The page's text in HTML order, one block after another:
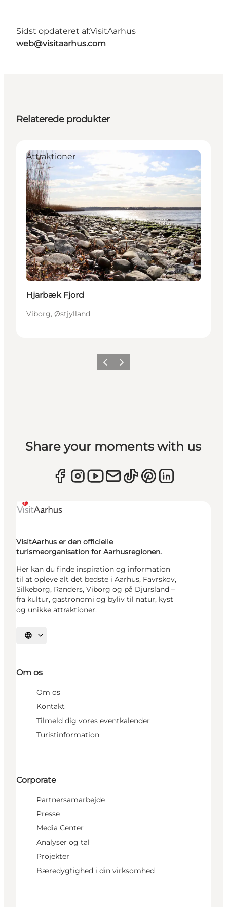
Sidst opdateret af:VisitAarhus
web@visitaarhus.com
Relaterede produkter
Attraktioner
Hjarbæk Fjord
Viborg, Østjylland
ForrigeNæste
Share your moments with us
VisitAarhus er den officielle
turismeorganisation for Aarhusregionen.
Her kan du finde inspiration og information
til at opleve alt det bedste i Aarhus, Favrskov,
Silkeborg, Randers, Viborg og på Djursland –
fra kultur, gastronomi og byliv til natur, kyst
og unikke attraktioner.
Vælg sprog
Om os
Om os
Kontakt
Tilmeld dig vores eventkalender
Turistinformation
Corporate
Partnersamarbejde
Presse
Media Center
Analyser og tal
Projekter
Bæredygtighed i din virksomhed